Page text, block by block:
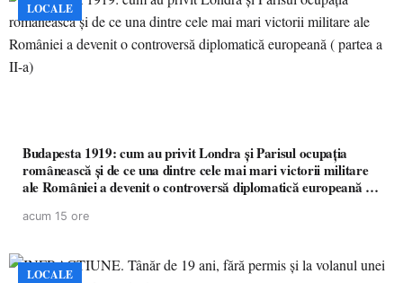
LOCALE
Budapesta 1919: cum au privit Londra și Parisul ocupația
românească și de ce una dintre cele mai mari victorii militare
ale României a devenit o controversă diplomatică europeană (
acum 15 ore
LOCALE